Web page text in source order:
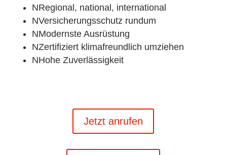
NRegional, national, international
NVersicherungsschutz rundum
NModernste Ausrüstung
NZertifiziert klimafreundlich umziehen
NHohe Zuverlässigkeit
Jetzt anrufen